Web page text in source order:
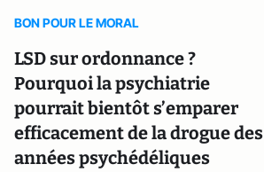
BON POUR LE MORAL
LSD sur ordonnance ?
Pourquoi la psychiatrie
pourrait bientôt s’emparer
efficacement de la drogue des
années psychédéliques